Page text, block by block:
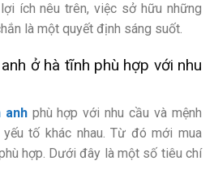
ích nêu trên, việc sở hữu những
là một quyết định sáng suốt.
ở hà tĩnh phù hợp với nhu
anhphù hợp với nhu cầu và mệnh
tố khác nhau. Từ đó mới mua
hợp. Dưới đây là một số tiêu chí